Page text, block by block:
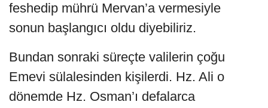
feshedip mührü Mervan’a vermesiyle
sonun başlangıcı oldu diyebiliriz.
Bundan sonraki süreçte valilerin çoğu
Emevi sülalesinden kişilerdi. Hz. Ali o
dönemde Hz. Osman’ı defalarca